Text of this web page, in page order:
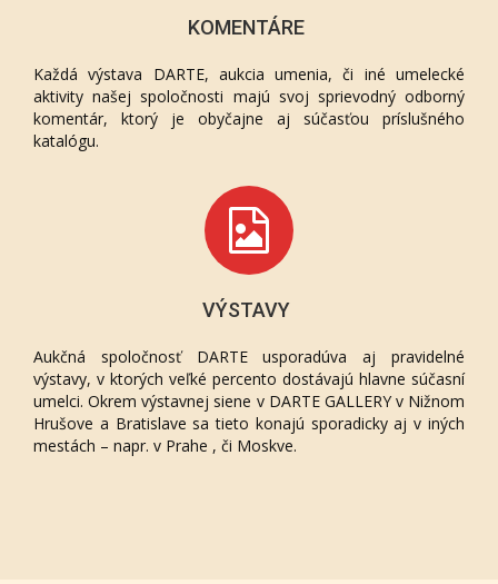
KOMENTÁRE
Každá výstava DARTE, aukcia umenia, či iné umelecké
aktivity našej spoločnosti majú svoj sprievodný odborný
komentár, ktorý je obyčajne aj súčasťou príslušného
katalógu.
VÝSTAVY
Aukčná spoločnosť DARTE usporadúva aj pravidelné
výstavy, v ktorých veľké percento dostávajú hlavne súčasní
umelci. Okrem výstavnej siene v DARTE GALLERY v Nižnom
Hrušove a Bratislave sa tieto konajú sporadicky aj v iných
mestách – napr. v Prahe , či Moskve.